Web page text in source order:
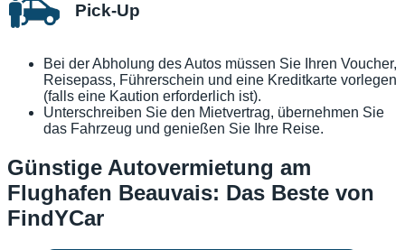
Pick-Up
Bei der Abholung des Autos müssen Sie Ihren Voucher,
Reisepass, Führerschein und eine Kreditkarte vorlegen
(falls eine Kaution erforderlich ist).
Unterschreiben Sie den Mietvertrag, übernehmen Sie
das Fahrzeug und genießen Sie Ihre Reise.
Günstige Autovermietung am
Flughafen Beauvais: Das Beste von
FindYCar